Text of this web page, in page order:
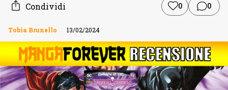
Condividi 0 0
Tobia Brunello 13/02/2024